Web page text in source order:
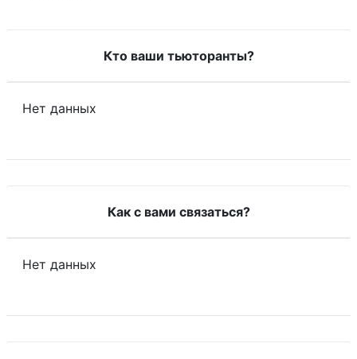
Кто ваши тьюторанты?
Нет данных
Как с вами связаться?
Нет данных